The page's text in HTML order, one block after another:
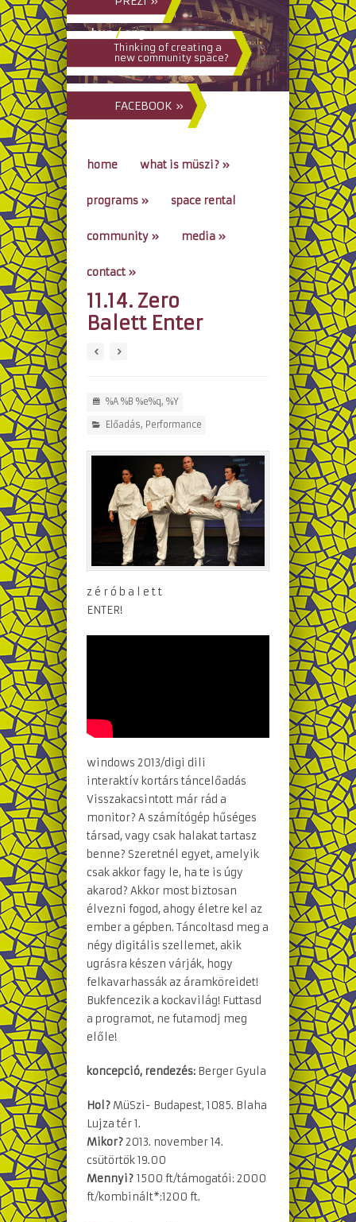
hun/eng
Thinking of creating a
new community space?
FACEBOOK »
home what is müszi? »
programs » space rental
community » media »
contact »
go to...
11.14. Zero
Balett Enter
%A %B %e%q, %Y
Előadás, Performance
z é r ó b a l e t t
ENTER!
windows 2013/digi dili
interaktív kortárs táncelőadás
Visszakacsintott már rád a
monitor? A számítógép hűséges
társad, vagy csak halakat tartasz
benne? Szeretnél egyet, amelyik
csak akkor fagy le, ha te is úgy
akarod? Akkor most biztosan
élvezni fogod, ahogy életre kel az
ember a gépben. Táncoltasd meg a
négy digitális szellemet, akik
ugrásra készen várják, hogy
felkavarhassák az áramköreidet!
Bukfencezik a kockavilág! Futtasd
a programot, ne futamodj meg
előle!
koncepció, rendezés: Berger Gyula
Hol?MüSzi- Budapest, 1085. Blaha
Lujza tér 1.
Mikor?2013. november 14.
csütörtök 19.00
Mennyi? 1500 ft/támogatói: 2000
ft/kombinált*:1200 ft.